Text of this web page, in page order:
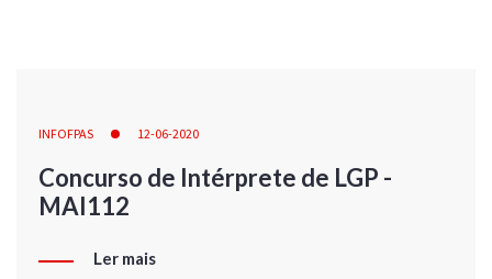
INFOFPAS 12-06-2020
Concurso de Intérprete de LGP -
MAI112
Ler mais